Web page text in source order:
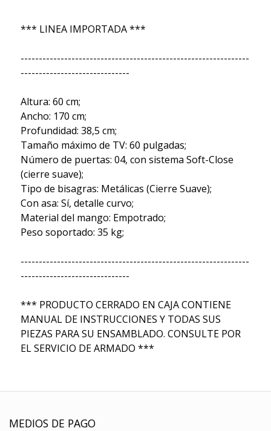
*** LINEA IMPORTADA ***
---------------------------------------------------------------
------------------------------
Altura: 60 cm;
Ancho: 170 cm;
Profundidad: 38,5 cm;
Tamaño máximo de TV: 60 pulgadas;
Número de puertas: 04, con sistema Soft-Close
(cierre suave);
Tipo de bisagras: Metálicas (Cierre Suave);
Con asa: Sí, detalle curvo;
Material del mango: Empotrado;
Peso soportado: 35 kg;
---------------------------------------------------------------
------------------------------
*** PRODUCTO CERRADO EN CAJA CONTIENE
MANUAL DE INSTRUCCIONES Y TODAS SUS
PIEZAS PARA SU ENSAMBLADO. CONSULTE POR
EL SERVICIO DE ARMADO ***
MEDIOS DE PAGO